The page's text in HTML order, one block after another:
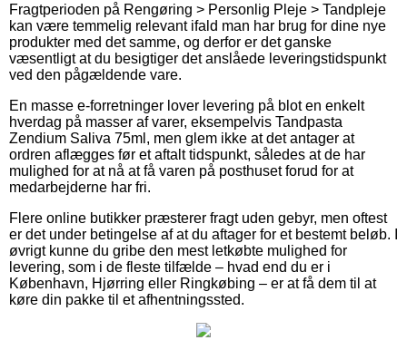
Fragtperioden på Rengøring > Personlig Pleje > Tandpleje
kan være temmelig relevant ifald man har brug for dine nye
produkter med det samme, og derfor er det ganske
væsentligt at du besigtiger det anslåede leveringstidspunkt
ved den pågældende vare.
En masse e-forretninger lover levering på blot en enkelt
hverdag på masser af varer, eksempelvis Tandpasta
Zendium Saliva 75ml, men glem ikke at det antager at
ordren aflægges før et aftalt tidspunkt, således at de har
mulighed for at nå at få varen på posthuset forud for at
medarbejderne har fri.
Flere online butikker præsterer fragt uden gebyr, men oftest
er det under betingelse af at du aftager for et bestemt beløb. I
øvrigt kunne du gribe den mest letkøbte mulighed for
levering, som i de fleste tilfælde – hvad end du er i
København, Hjørring eller Ringkøbing – er at få dem til at
køre din pakke til et afhentningssted.